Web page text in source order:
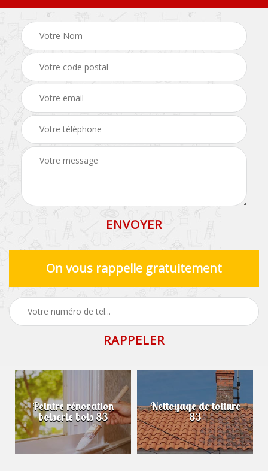
On vous rappelle gratuitement
Peintre rénovation
boiserie bois 83
Nettoyage de toiture
83